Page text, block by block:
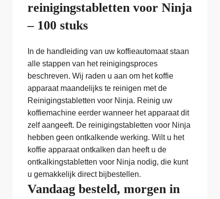
reinigingstabletten voor Ninja
– 100 stuks
In de handleiding van uw koffieautomaat staan
alle stappen van het reinigingsproces
beschreven. Wij raden u aan om het koffie
apparaat maandelijks te reinigen met de
Reinigingstabletten voor Ninja. Reinig uw
koffiemachine eerder wanneer het apparaat dit
zelf aangeeft. De reinigingstabletten voor Ninja
hebben geen ontkalkende werking. Wilt u het
koffie apparaat ontkalken dan heeft u de
ontkalkingstabletten voor Ninja nodig, die kunt
u gemakkelijk direct bijbestellen.
Vandaag besteld, morgen in